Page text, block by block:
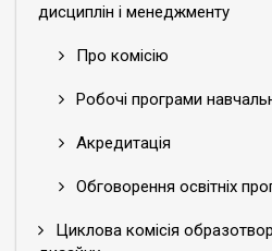
дисциплін і менеджменту
Про комісію
Робочі програми
Акредитація
Обговорення освітніх
Циклова комісія